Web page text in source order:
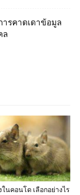
รคาดเดาข้อมูล
ล
ในคอนโด เลือกอย่างไร